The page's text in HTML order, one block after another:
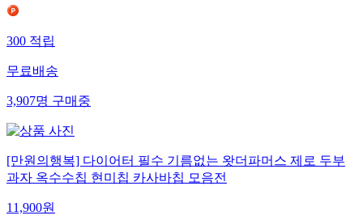
300적립
무료배송
3,907명구매중
[만원의행복] 다이어터 필수 기름없는 왓더파머스 제로 두부
과자 옥수수칩 현미칩 카사바칩 모음전
11,900원